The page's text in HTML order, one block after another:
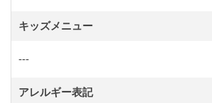
キッズメニュー
---
アレルギー表記